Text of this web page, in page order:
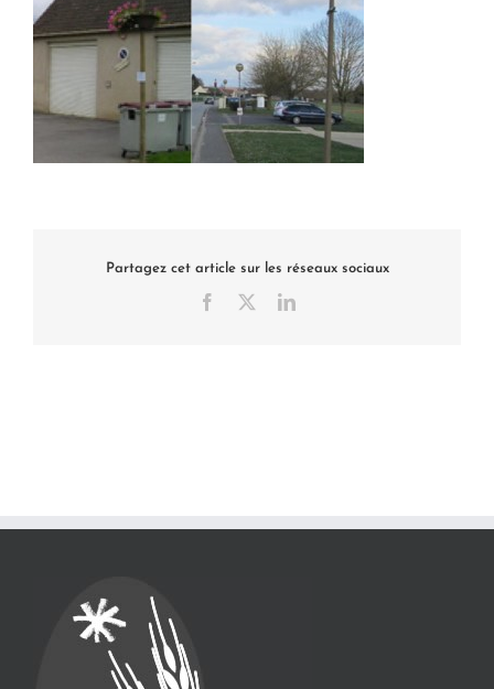
Partagez cet article sur les réseaux sociaux
Facebook LinkedIn